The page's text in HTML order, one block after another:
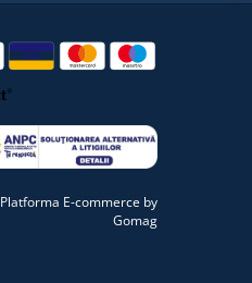
Platforma E-commerce by
Gomag